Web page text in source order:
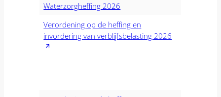
Waterzorgheffing 2026
Verordening op de heffing en
invordering van verblijfsbelasting 2026